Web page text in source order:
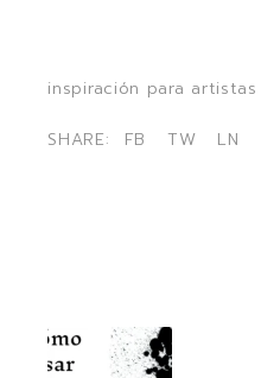
inspiración para artistas
SHARE: FB TW LN